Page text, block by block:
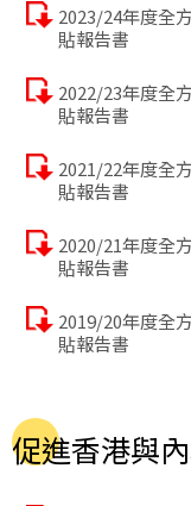
2023/24年度全
貼報告書
2022/23年度全
貼報告書
2021/22年度全
貼報告書
2020/21年度全
貼報告書
2019/20年度全
貼報告書
促進香港與